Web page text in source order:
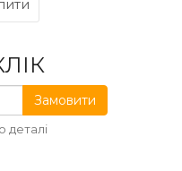
Замовити
деталі